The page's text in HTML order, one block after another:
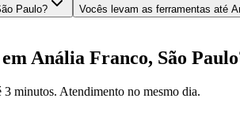
Paulo? Vocês levam as ferramentas até
Anália Franco, São Paulo
minutos. Atendimento no mesmo dia.